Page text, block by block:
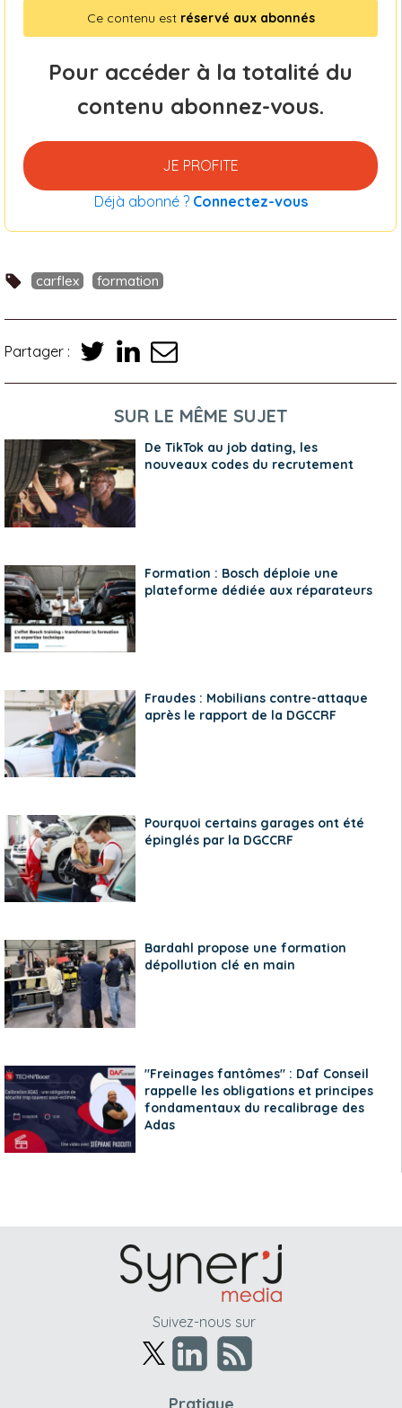
Ce contenu est réservé aux abonnés
Pour accéder à la totalité du
contenu abonnez-vous.
JE PROFITE
Déjà abonné ? Connectez-vous
carflex formation
Partager :
SUR LE MÊME SUJET
De TikTok au job dating, les
nouveaux codes du recrutement
Formation : Bosch déploie une
plateforme dédiée aux réparateurs
Fraudes : Mobilians contre-attaque
après le rapport de la DGCCRF
Pourquoi certains garages ont été
épinglés par la DGCCRF
Bardahl propose une formation
dépollution clé en main
"Freinages fantômes" : Daf Conseil
rappelle les obligations et principes
fondamentaux du recalibrage des
Adas
Suivez-nous sur
Pratique